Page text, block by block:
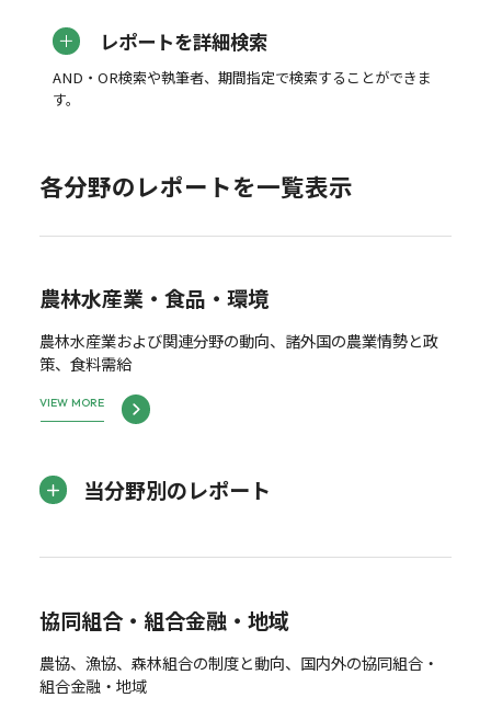
レポートを詳細検索
AND・OR検索や執筆者、期間指定で検索することができま
す。
各分野のレポートを一覧表示
農林水産業・食品・環境
農林水産業および関連分野の動向、諸外国の農業情勢と政
策、食料需給
VIEW MORE
当分野別のレポート
協同組合・組合金融・地域
農協、漁協、森林組合の制度と動向、国内外の協同組合・
組合金融・地域